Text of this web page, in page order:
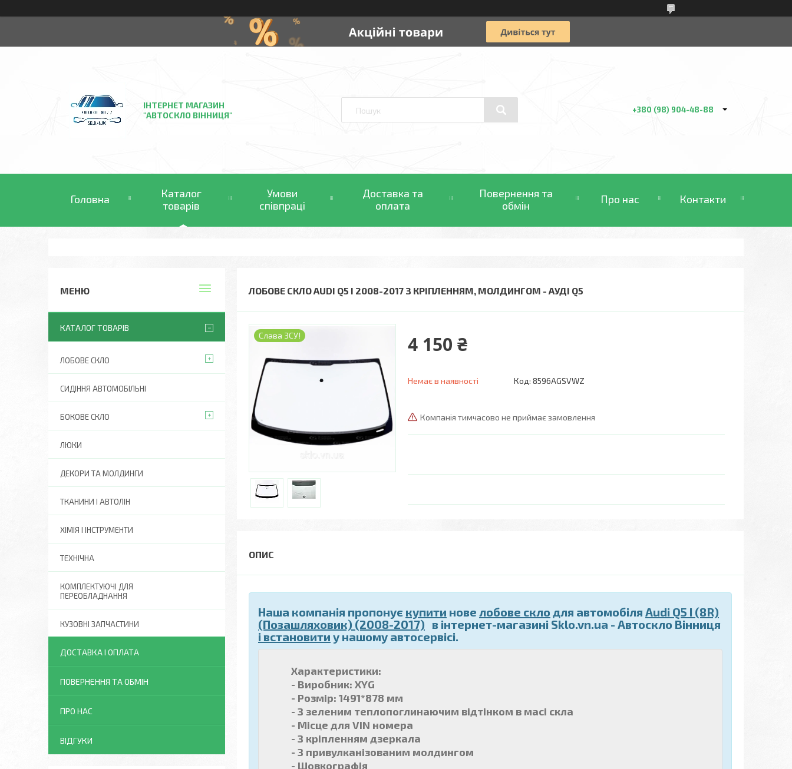
ІНТЕРНЕТ МАГАЗИН
"АВТОСКЛО ВІННИЦЯ"
+380 (98) 904-48-88
Головна
Каталог
товарів
Умови
співпраці
Доставка та
оплата
Повернення та
обмін
Про нас Контакти
ЛОБОВЕ СКЛО AUDI Q5 I 2008-2017 З КРІПЛЕННЯМ, МОЛДИНГОМ - АУДІ Q5
Слава ЗСУ! 4 150 ₴
Немає в наявності Код: 8596AGSVWZ
Компанія тимчасово не приймає замовлення
Наша компанія пропонує купити нове лобове скло для автомобіляAudi Q5 I (8R)
(Позашляховик) (2008-2017) в інтернет-магазині Sklo.vn.ua - Автоскло Вінниця
і встановити у нашому автосервісі.
Характеристики:
- Виробник: XYG
- Розмір: 1491*878 мм
- З зеленим теплопоглинаючим відтінком в масі скла
- Місце для VIN номера
- З кріпленням дзеркала
- З привулканізованим молдингом
- Шовкографія
КАТАЛОГ ТОВАРІВ
ЛОБОВЕ СКЛО
СИДІННЯ АВТОМОБІЛЬНІ
БОКОВЕ СКЛО
ЛЮКИ
ДЕКОРИ ТА МОЛДИНГИ
ТКАНИНИ І АВТОЛІН
ХІМІЯ І ІНСТРУМЕНТИ
ТЕХНІЧНА
КОМПЛЕКТУЮЧІ ДЛЯ
ПЕРЕОБЛАДНАННЯ
КУЗОВНІ ЗАПЧАСТИНИ
ДОСТАВКА І ОПЛАТА
ПОВЕРНЕННЯ ТА ОБМІН
ПРО НАС
ВІДГУКИ